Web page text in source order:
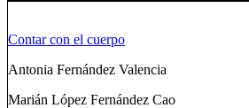
Contar con el cuerpo
Antonia Fernández Valencia
Marián López Fernández Cao